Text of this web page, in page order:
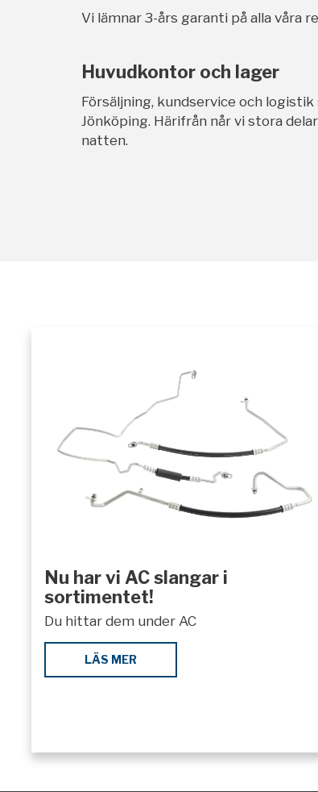
Vi lämnar 3-års garanti på alla våra
Huvudkontor och lager
Försäljning, kundservice och
Jönköping. Härifrån når vi stora
natten.
Nu har vi AC slangar i
sortimentet!
Du hittar dem under AC
LÄS MER